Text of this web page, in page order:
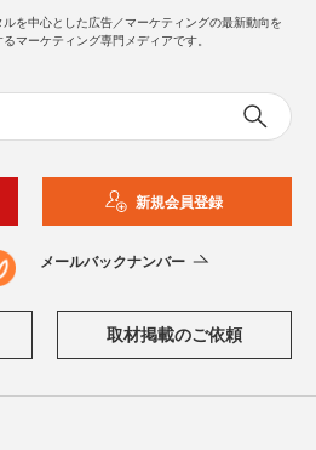
ルを中心とした広告／マーケティングの最新動向を
マーケティング専門メディアです。
新規会員登録
メールバックナンバー
取材掲載のご依頼